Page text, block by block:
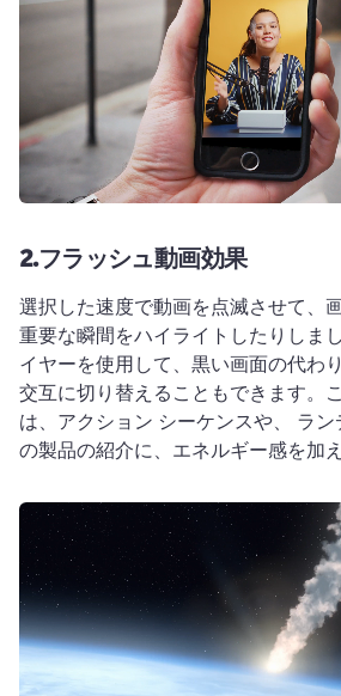
2.フラッシュ動画効果
選択した速度で動画を点滅させて、
重要な瞬間をハイライトしたりしまし
イヤーを使用して、黒い画面の代わ
交互に切り替えることもできます。
は、アクション シーケンスや、 ラン